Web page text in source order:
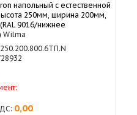
напольный с естественной
250мм, ширина 200мм,
9016/нижнее
Wilma
0,00